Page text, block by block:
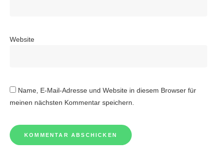
Website
Name, E-Mail-Adresse und Website in diesem Browser für
meinen nächsten Kommentar speichern.